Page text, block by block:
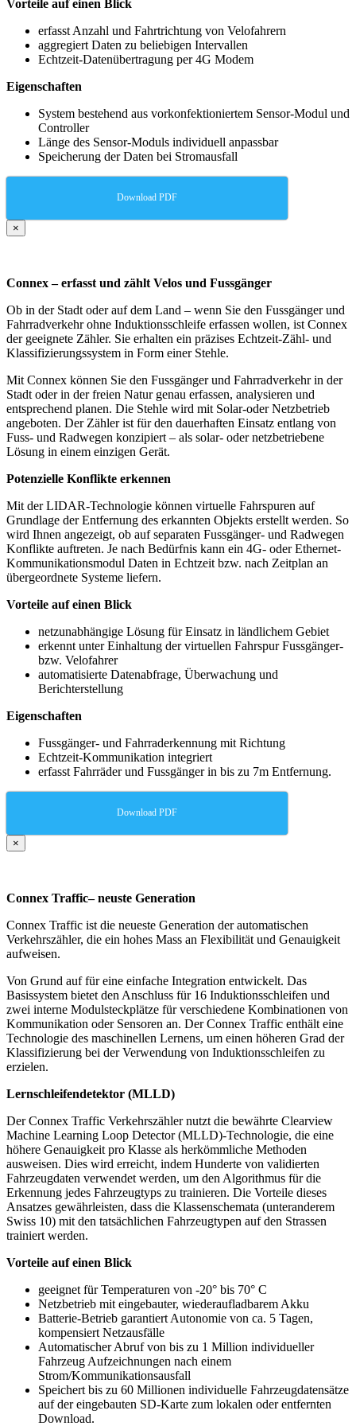
Vorteile auf einen Blick
erfasst Anzahl und Fahrtrichtung von Velofahrern
aggregiert Daten zu beliebigen Intervallen
Echtzeit-Datenübertragung per 4G Modem
Eigenschaften
System bestehend aus vorkonfektioniertem Sensor-Modul und
Controller
Länge des Sensor-Moduls individuell anpassbar
Speicherung der Daten bei Stromausfall
Download PDF
×
Connex – erfasst und zählt Velos und Fussgänger
Ob in der Stadt oder auf dem Land – wenn Sie den Fussgänger und
Fahrradverkehr ohne Induktionsschleife erfassen wollen, ist Connex
der geeignete Zähler. Sie erhalten ein präzises Echtzeit-Zähl- und
Klassifizierungssystem in Form einer Stehle.
Mit Connex können Sie den Fussgänger und Fahrradverkehr in der
Stadt oder in der freien Natur genau erfassen, analysieren und
entsprechend planen. Die Stehle wird mit Solar-oder Netzbetrieb
angeboten. Der Zähler ist für den dauerhaften Einsatz entlang von
Fuss- und Radwegen konzipiert – als solar- oder netzbetriebene
Lösung in einem einzigen Gerät.
Potenzielle Konflikte erkennen
Mit der LIDAR-Technologie können virtuelle Fahrspuren auf
Grundlage der Entfernung des erkannten Objekts erstellt werden. So
wird Ihnen angezeigt, ob auf separaten Fussgänger- und Radwegen
Konflikte auftreten. Je nach Bedürfnis kann ein 4G- oder Ethernet-
Kommunikationsmodul Daten in Echtzeit bzw. nach Zeitplan an
übergeordnete Systeme liefern.
Vorteile auf einen Blick
netzunabhängige Lösung für Einsatz in ländlichem Gebiet
erkennt unter Einhaltung der virtuellen Fahrspur Fussgänger-
bzw. Velofahrer
automatisierte Datenabfrage, Überwachung und
Berichterstellung
Eigenschaften
Fussgänger- und Fahrraderkennung mit Richtung
Echtzeit-Kommunikation integriert
erfasst Fahrräder und Fussgänger in bis zu 7m Entfernung.
Download PDF
×
Connex Traffic– neuste Generation
Connex Traffic ist die neueste Generation der automatischen
Verkehrszähler, die ein hohes Mass an Flexibilität und Genauigkeit
aufweisen.
Von Grund auf für eine einfache Integration entwickelt. Das
Basissystem bietet den Anschluss für 16 Induktionsschleifen und
zwei interne Modulsteckplätze für verschiedene Kombinationen von
Kommunikation oder Sensoren an. Der Connex Traffic enthält eine
Technologie des maschinellen Lernens, um einen höheren Grad der
Klassifizierung bei der Verwendung von Induktionsschleifen zu
erzielen.
Lernschleifendetektor (MLLD)
Der Connex Traffic Verkehrszähler nutzt die bewährte Clearview
Machine Learning Loop Detector (MLLD)-Technologie, die eine
höhere Genauigkeit pro Klasse als herkömmliche Methoden
ausweisen. Dies wird erreicht, indem Hunderte von validierten
Fahrzeugdaten verwendet werden, um den Algorithmus für die
Erkennung jedes Fahrzeugtyps zu trainieren. Die Vorteile dieses
Ansatzes gewährleisten, dass die Klassenschemata (unteranderem
Swiss 10) mit den tatsächlichen Fahrzeugtypen auf den Strassen
trainiert werden.
Vorteile auf einen Blick
geeignet für Temperaturen von -20° bis 70° C
Netzbetrieb mit eingebauter, wiederaufladbarem Akku
Batterie-Betrieb garantiert Autonomie von ca. 5 Tagen,
kompensiert Netzausfälle
Automatischer Abruf von bis zu 1 Million individueller
Fahrzeug Aufzeichnungen nach einem
Strom/Kommunikationsausfall
Speichert bis zu 60 Millionen individuelle Fahrzeugdatensätze
auf der eingebauten SD-Karte zum lokalen oder entfernten
Download.